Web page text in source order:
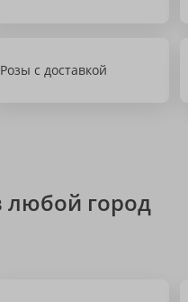
Розы с доставкой
любой город